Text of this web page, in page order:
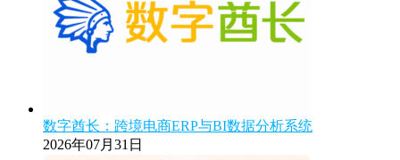
数字酋长：跨境电商ERP与BI数据分析系统
2026年07月31日